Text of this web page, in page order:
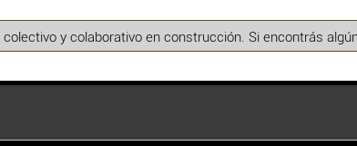
y colaborativo en construcción. Si encontrás